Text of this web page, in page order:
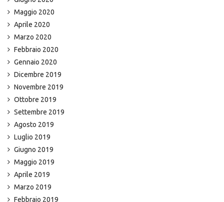
Maggio 2020
Aprile 2020
Marzo 2020
Febbraio 2020
Gennaio 2020
Dicembre 2019
Novembre 2019
Ottobre 2019
Settembre 2019
Agosto 2019
Luglio 2019
Giugno 2019
Maggio 2019
Aprile 2019
Marzo 2019
Febbraio 2019